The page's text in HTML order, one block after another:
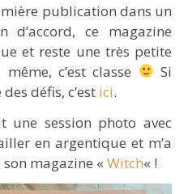
d’accord, ce magazine
et reste une très petite
c’est classe
Si
défis, c’est ici.
une session photo avec
en argentique et m’a
magazine « Witch« !